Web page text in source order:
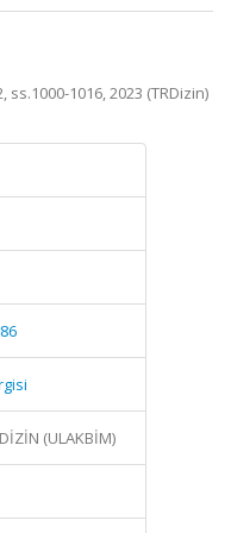
1016, 2023 (TRDizin)
(ULAKBİM)